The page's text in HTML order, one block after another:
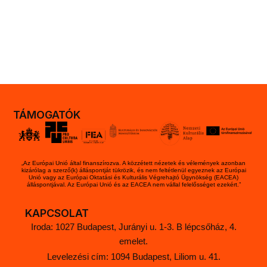
TÁMOGATÓK
„Az Európai Unió által finanszírozva. A közzétett nézetek és vélemények azonban
kizárólag a szerző(k) álláspontját tükrözik, és nem feltétlenül egyeznek az Európai
Unió vagy az Európai Oktatási és Kulturális Végrehajtó Ügynökség (EACEA)
álláspontjával. Az Európai Unió és az EACEA nem vállal felelősséget ezekért.”
KAPCSOLAT
Iroda: 1027 Budapest, Jurányi u. 1-3. B lépcsőház, 4.
emelet.
Levelezési cím: 1094 Budapest, Liliom u. 41.